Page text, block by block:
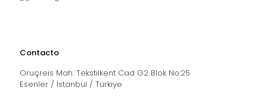
Contacto
Oruçreis Mah. Tekstilkent Cad G2 Blok No:25
Esenler / İstanbul / Türkiye